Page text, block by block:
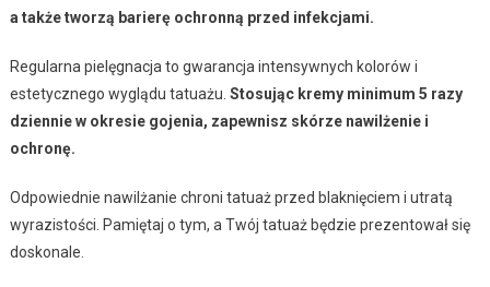
a także tworzą barierę ochronną przed infekcjami.
Regularna pielęgnacja to gwarancja intensywnych kolorów i
estetycznego wyglądu tatuażu. Stosując kremy minimum 5 razy
dziennie w okresie gojenia, zapewnisz skórze nawilżenie i
ochronę.
Odpowiednie nawilżanie chroni tatuaż przed blaknięciem i utratą
wyrazistości. Pamiętaj o tym, a Twój tatuaż będzie prezentował się
doskonale.